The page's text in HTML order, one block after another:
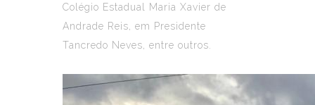
Colégio Estadual Maria Xavier de
Andrade Reis, em Presidente
Tancredo Neves, entre outros.